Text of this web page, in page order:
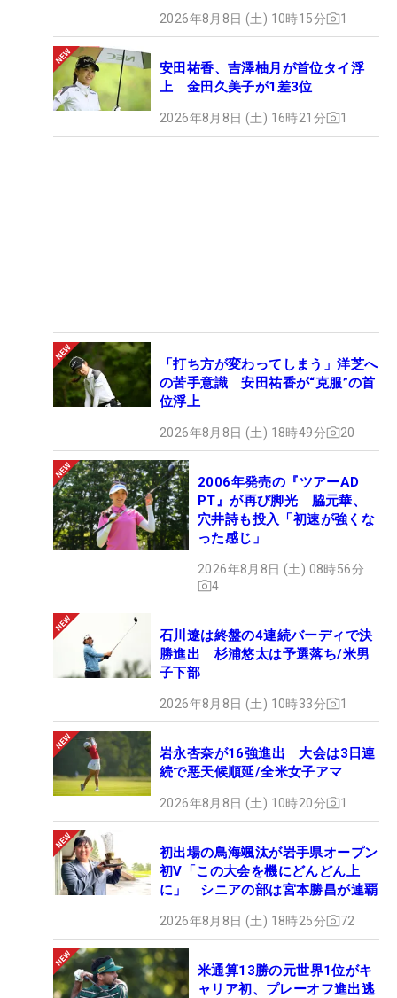
2026年8月8日 (土) 10時15分 1
安田祐香、吉澤柚月が首位タイ浮
上 金田久美子が1差3位
2026年8月8日 (土) 16時21分 1
「打ち方が変わってしまう」洋芝へ
の苦手意識 安田祐香が“克服”の首
位浮上
2026年8月8日 (土) 18時49分 20
2006年発売の『ツアーAD
PT』が再び脚光 脇元華、
穴井詩も投入「初速が強くな
った感じ」
2026年8月8日 (土) 08時56分
4
石川遼は終盤の4連続バーディで決
勝進出 杉浦悠太は予選落ち/米男
子下部
2026年8月8日 (土) 10時33分 1
岩永杏奈が16強進出 大会は3日連
続で悪天候順延/全米女子アマ
2026年8月8日 (土) 10時20分 1
初出場の鳥海颯汰が岩手県オープン
初V「この大会を機にどんどん上
に」 シニアの部は宮本勝昌が連覇
2026年8月8日 (土) 18時25分 72
米通算13勝の元世界1位がキ
ャリア初、プレーオフ進出逃